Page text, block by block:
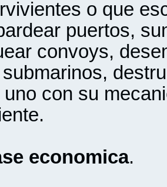
o que
puertos,
convoys,
uno con su
economica.